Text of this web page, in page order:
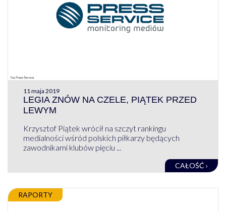
11 maja 2019
LEGIA ZNÓW NA CZELE, PIĄTEK PRZED
LEWYM
Krzysztof Piątek wrócił na szczyt rankingu
medialności wśród polskich piłkarzy będących
zawodnikami klubów pięciu ...
CAŁOŚĆ ›
RAPORTY